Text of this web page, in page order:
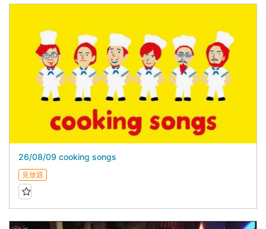
26/08/09 cooking songs
見放題